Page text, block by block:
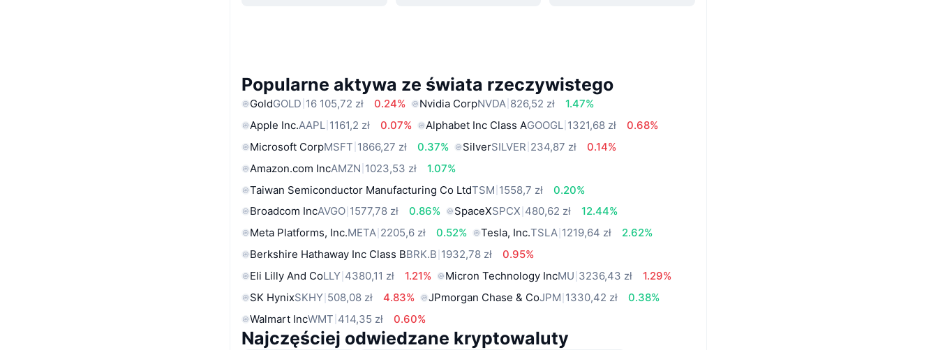
Popularne aktywa ze świata rzeczywistego
GoldGOLD 16 105,72 zł 0.24% Nvidia CorpNVDA 826,52 zł
1.47%
Apple Inc.AAPL 1161,2 zł 0.07% Alphabet Inc Class AGOOGL 1321,68 zł
0.68%
Microsoft CorpMSFT 1866,27 zł 0.37% SilverSILVER 234,87 zł
0.14%
Amazon.com IncAMZN 1023,53 zł
1.07%
Taiwan Semiconductor Manufacturing Co LtdTSM 1558,7 zł
0.20%
Broadcom IncAVGO 1577,78 zł 0.86% SpaceXSPCX 480,62 zł
12.44%
Meta Platforms, Inc.META 2205,6 zł 0.52% Tesla, Inc.TSLA 1219,64 zł
2.62%
Berkshire Hathaway Inc Class BBRK.B 1932,78 zł
0.95%
Eli Lilly And CoLLY 4380,11 zł 1.21% Micron Technology IncMU 3236,43 zł
1.29%
SK HynixSKHY 508,08 zł 4.83% JPmorgan Chase & CoJPM 1330,42 zł
0.38%
Walmart IncWMT 414,35 zł 0.60%
Najczęściej odwiedzane kryptowaluty